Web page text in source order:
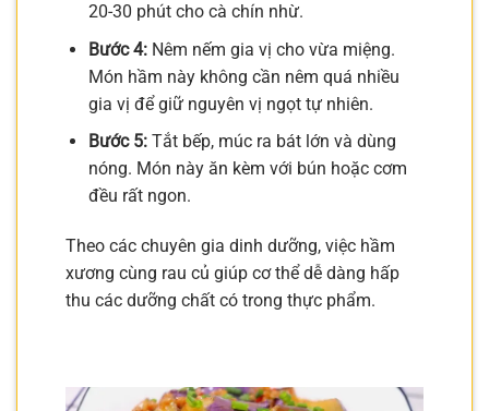
20-30 phút cho cà chín nhừ.
Bước 4:Nêm nếm gia vị cho vừa miệng.
Món hầm này không cần nêm quá nhiều
gia vị để giữ nguyên vị ngọt tự nhiên.
Bước 5:Tắt bếp, múc ra bát lớn và dùng
nóng. Món này ăn kèm với bún hoặc cơm
đều rất ngon.
Theo các chuyên gia dinh dưỡng, việc hầm
xương cùng rau củ giúp cơ thể dễ dàng hấp
thu các dưỡng chất có trong thực phẩm.